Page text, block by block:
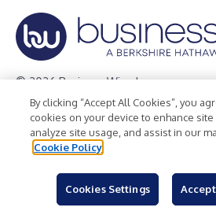
© 2026 Business Wire, Inc.
Privacy Policy Cookie Policy
Terms of Use
Legal
By clicking “Accept All Cookies”, you
cookies on your device to enhance site
analyze site usage, and assist in our
Cookie Policy
Cookies Settings